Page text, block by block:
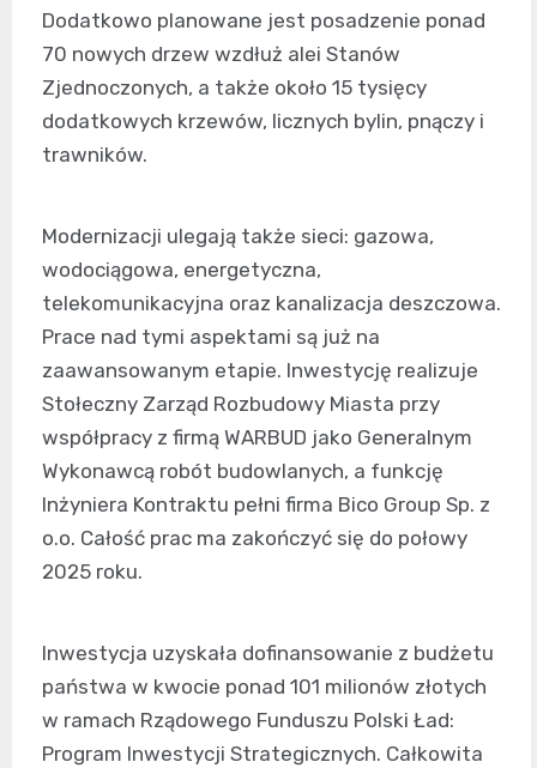
Dodatkowo planowane jest posadzenie ponad
70 nowych drzew wzdłuż alei Stanów
Zjednoczonych, a także około 15 tysięcy
dodatkowych krzewów, licznych bylin, pnączy i
trawników.
Modernizacji ulegają także sieci: gazowa,
wodociągowa, energetyczna,
telekomunikacyjna oraz kanalizacja deszczowa.
Prace nad tymi aspektami są już na
zaawansowanym etapie. Inwestycję realizuje
Stołeczny Zarząd Rozbudowy Miasta przy
współpracy z firmą WARBUD jako Generalnym
Wykonawcą robót budowlanych, a funkcję
Inżyniera Kontraktu pełni firma Bico Group Sp. z
o.o. Całość prac ma zakończyć się do połowy
2025 roku.
Inwestycja uzyskała dofinansowanie z budżetu
państwa w kwocie ponad 101 milionów złotych
w ramach Rządowego Funduszu Polski Ład:
Program Inwestycji Strategicznych. Całkowita